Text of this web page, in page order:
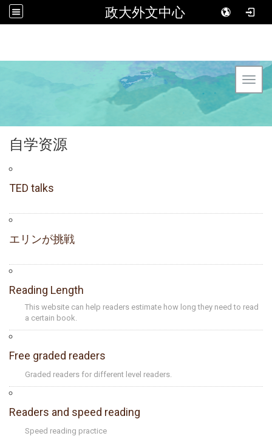
政大外文中心
自学资源
TED talks
エリンが挑戦
Reading Length
This website can help readers estimate how long they need to read
a certain book.
Free graded readers
Graded readers for different level readers.
Readers and speed reading
Speed reading practice